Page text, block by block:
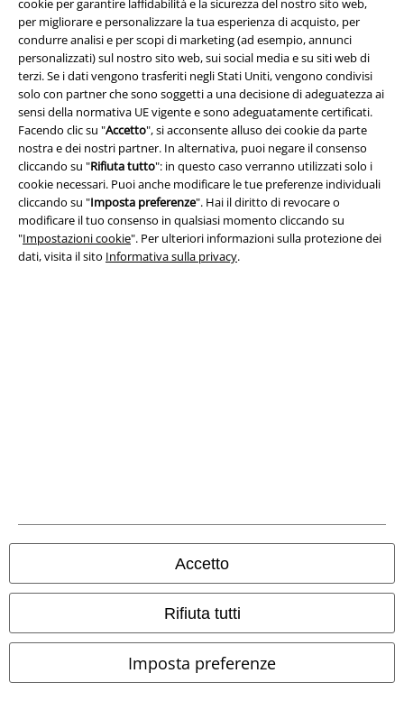
cookie per garantire laffidabilità e la sicurezza del nostro sito web,
per migliorare e personalizzare la tua esperienza di acquisto, per
condurre analisi e per scopi di marketing (ad esempio, annunci
personalizzati) sul nostro sito web, sui social media e su siti web di
terzi. Se i dati vengono trasferiti negli Stati Uniti, vengono condivisi
solo con partner che sono soggetti a una decisione di adeguatezza ai
sensi della normativa UE vigente e sono adeguatamente certificati.
Facendo clic su "Accetto", si acconsente alluso dei cookie da parte
nostra e dei nostri partner. In alternativa, puoi negare il consenso
cliccando su "Rifiuta tutto": in questo caso verranno utilizzati solo i
cookie necessari. Puoi anche modificare le tue preferenze individuali
cliccando su "Imposta preferenze". Hai il diritto di revocare o
modificare il tuo consenso in qualsiasi momento cliccando su
"Impostazioni cookie". Per ulteriori informazioni sulla protezione dei
dati, visita il sito Informativa sulla privacy.
Accetto
Rifiuta tutti
Imposta preferenze
promo.
Il nostro servizio clienti è qui per te
Il servizio clienti è attivo dalle 08:30 alle 16:30 (Lun - Ven, esclusi
festivi).Informazioni ulteriori
Inizia la chat
Offerte per te
Concorsi
Regala un buono EMP